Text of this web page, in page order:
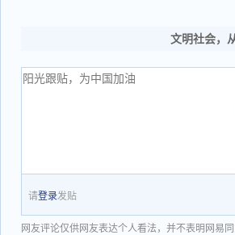
文明社会，
请登录发贴
网友评论仅供网友表达个人看法，并不表明网易